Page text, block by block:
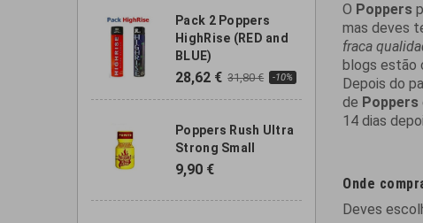
Pack 2 Poppers
HighRise (RED and
BLUE)
28,62 € 31,80 € -10%
Poppers Rush Ultra
Strong Small
9,90 €
O Poppers
mas deves
fraca
blogs estão
Depois do
de Poppers
14 dias
Onde
Deves